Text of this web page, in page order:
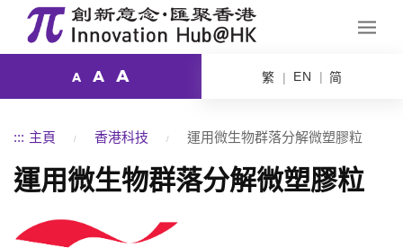
A A A 繁 EN 简
::: 主頁 香港科技 運用微生物群落分解微塑膠粒
運用微生物群落分解微塑膠粒